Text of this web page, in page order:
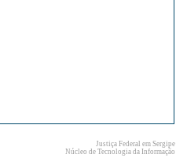
Justiça Federal em Sergipe
Núcleo de Tecnologia da Informação